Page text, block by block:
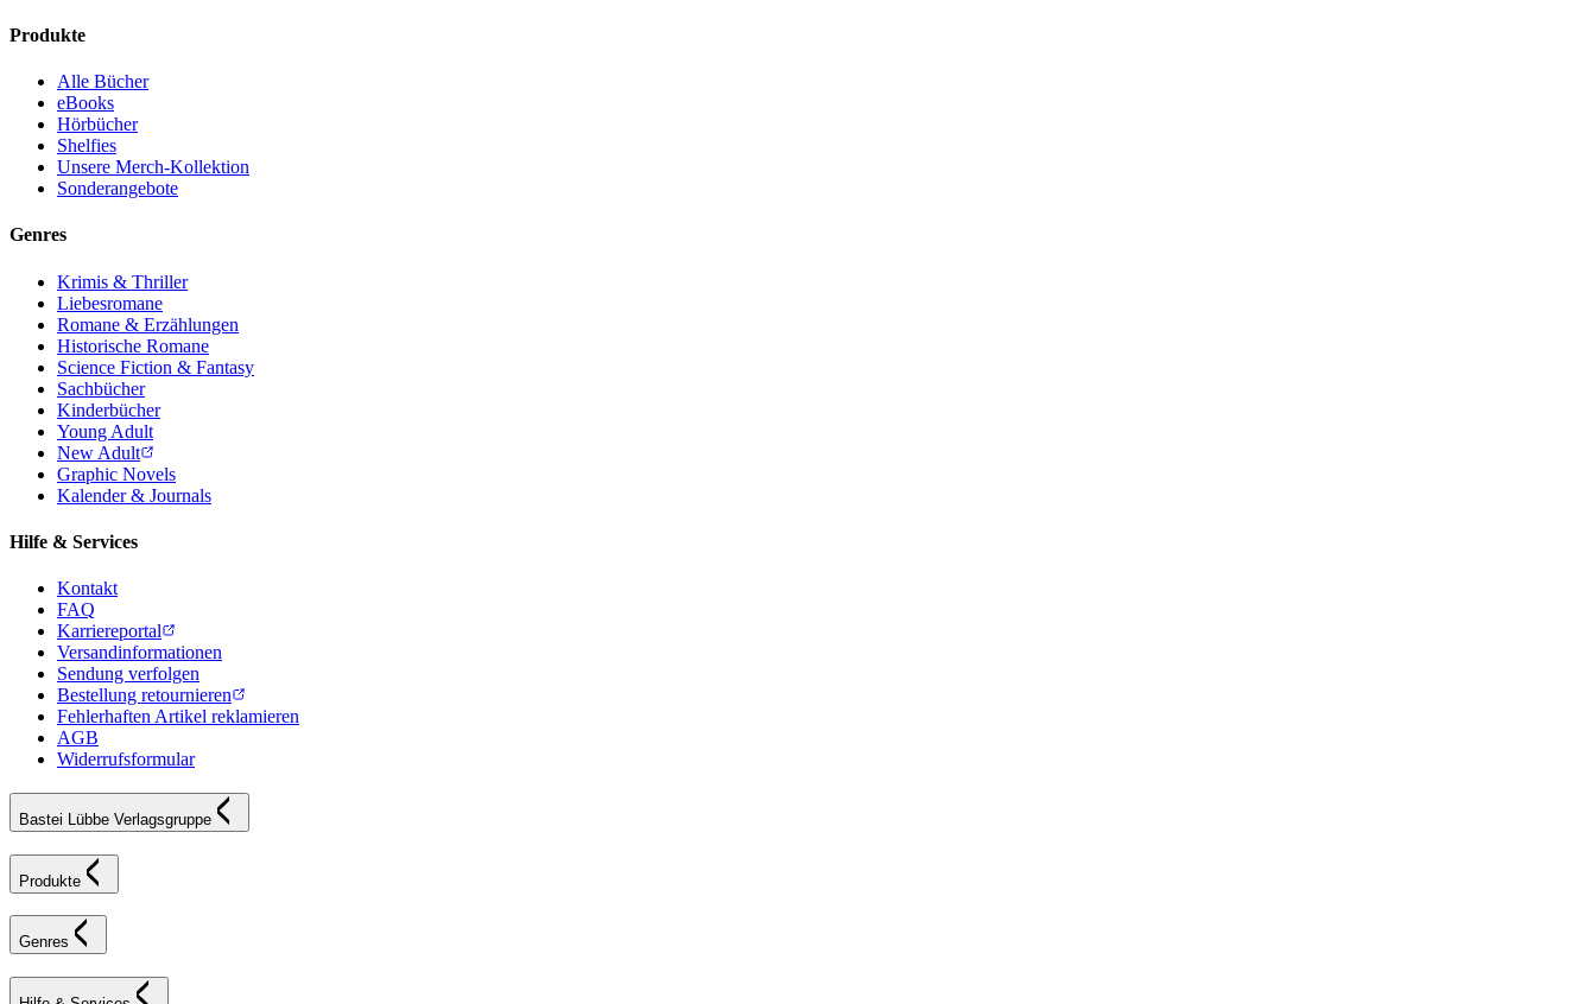
Produkte
Alle Bücher
eBooks
Hörbücher
Shelfies
Unsere Merch-Kollektion
Sonderangebote
Genres
Krimis & Thriller
Liebesromane
Romane & Erzählungen
Historische Romane
Science Fiction & Fantasy
Sachbücher
Kinderbücher
Young Adult
New Adult
Graphic Novels
Kalender & Journals
Hilfe & Services
Kontakt
FAQ
Karriereportal
Versandinformationen
Sendung verfolgen
Bestellung retournieren
Fehlerhaften Artikel reklamieren
AGB
Widerrufsformular
Bastei Lübbe Verlagsgruppe
Produkte
Genres